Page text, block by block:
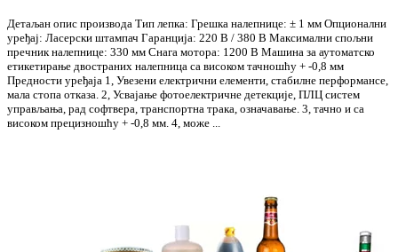
Детаљан опис производа Тип лепка: Грешка налепнице: ± 1 мм Опционални
уређај: Ласерски штампач Гаранција: 220 В / 380 В Максимални спољни
пречник налепнице: 330 мм Снага мотора: 1200 В Машина за аутоматско
етикетирање двостраних налепница са високом тачношћу + -0,8 мм
Предности уређаја 1, Увезени електрични елементи, стабилне перформансе,
мала стопа отказа. 2, Усвајање фотоелектричне детекције, ПЛЦ систем
управљања, рад софтвера, транспортна трака, означавање. 3, тачно и са
високом прецизношћу + -0,8 мм. 4, може ...